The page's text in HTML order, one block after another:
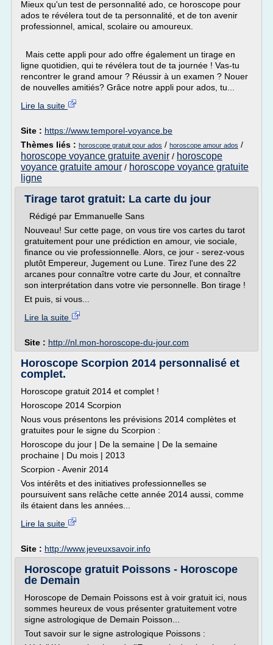
Mieux qu'un test de personnalité ado, ce horoscope pour
ados te révélera tout de ta personnalité, et de ton avenir
professionnel, amical, scolaire ou amoureux.
Mais cette appli pour ado offre également un tirage en
ligne quotidien, qui te révélera tout de ta journée ! Vas-tu
rencontrer le grand amour ? Réussir à un examen ? Nouer
de nouvelles amitiés? Grâce notre appli pour ados, tu...
Lire la suite
Site : https://www.temporel-voyance.be
Thèmes liés : horoscope gratuit pour ados / horoscope amour ados /
horoscope voyance gratuite avenir / horoscope
voyance gratuite amour / horoscope voyance gratuite
ligne
Tirage tarot gratuit: La carte du jour
Rédigé par Emmanuelle Sans
Nouveau! Sur cette page, on vous tire vos cartes du tarot
gratuitement pour une prédiction en amour, vie sociale,
finance ou vie professionnelle. Alors, ce jour - serez-vous
plutôt Empereur, Jugement ou Lune. Tirez l'une des 22
arcanes pour connaître votre carte du Jour, et connaître
son interprétation dans votre vie personnelle. Bon tirage !
Et puis, si vous...
Lire la suite
Site : http://nl.mon-horoscope-du-jour.com
Horoscope Scorpion 2014 personnalisé et
complet.
Horoscope gratuit 2014 et complet !
Horoscope 2014 Scorpion
Nous vous présentons les prévisions 2014 complètes et
gratuites pour le signe du Scorpion :
Horoscope du jour | De la semaine | De la semaine
prochaine | Du mois | 2013
Scorpion - Avenir 2014
Vos intérêts et des initiatives professionnelles se
poursuivent sans relâche cette année 2014 aussi, comme
ils étaient dans les années...
Lire la suite
Site : http://www.jeveuxsavoir.info
Horoscope gratuit Poissons - Horoscope
de Demain
Horoscope de Demain Poissons est à voir gratuit ici, nous
sommes heureux de vous présenter gratuitement votre
signe astrologique de Demain Poisson...
Tout savoir sur le signe astrologique Poissons :